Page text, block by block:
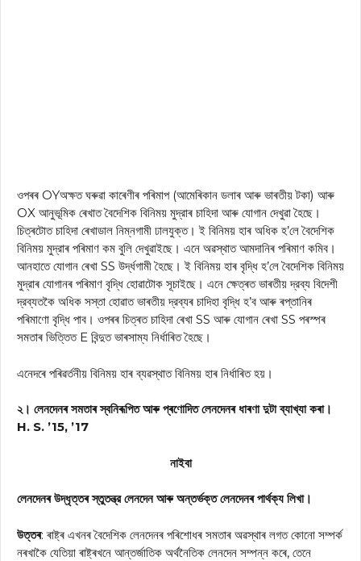
ওপৰৰ OYঅক্ষত ঘৰুৱা কাৰেণীৰ পৰিমাপ (আমেৰিকান ডলাৰ আৰু ভাৰতীয় টকা) আৰু
OX আনুভূমিক ৰেখাত বৈদেশিক বিনিময় মুদ্রাৰ চাহিদা আৰু যোগান দেখুৱা হৈছে।
চিত্ৰটোত চাহিদা ৰেখাডাল নিম্নগামী ঢালযুক্ত। ই বিনিময় হাৰ অধিক হ’লে বৈদেশিক
বিনিময় মুদ্রাৰ পৰিমাণ কম বুলি দেখুৱাইছে। এনে অৱস্থাত আমদানিৰ পৰিমাণ কমিব।
আনহাতে যোগান ৰেখা SS উর্দ্ধগামী হৈছে। ই বিনিময় হাৰ বৃদ্ধি হ’লে বৈদেশিক বিনিময়
মুদ্রাৰ যোগানৰ পৰিমাণ বৃদ্ধি হোৱাটোক সূচাইছে। এনে ক্ষেত্ৰত ভাৰতীয় দ্রব্য বিদেশী
দ্রব্যতকৈ অধিক সস্তা হোৱাত ভাৰতীয় দ্রব্যৰ চাদিহা বৃদ্ধি হ’ব আৰু ৰপ্তানিৰ
পৰিমাণো বৃদ্ধি পাব। ওপৰৰ চিত্ৰত চাহিদা ৰেখা SS আৰু যোগান ৰেখা SS পৰস্পৰ
সমতাৰ ভিত্তিত E বিন্দুত ভাৰসাম্য নির্ধাৰিত হৈছে।
এনেদৰে পৰিৱৰ্তনীয় বিনিময় হাৰ ব্যৱস্থাত বিনিময় হাৰ নিৰ্ধাৰিত হয়।
২। লেনদেনৰ সমতাৰ স্বনিৰূপিত আৰু প্ৰণোদিত লেনদেনৰ ধাৰণা দুটা ব্যাখ্যা কৰা।
H. S. ’15, ’17
নাইবা
লেনদেনৰ উদ্ধৃত্তৰ স্তুতন্ত্র লেনদেন আৰু অন্তর্ভক্ত লেনদেনৰ পাৰ্থক্য লিখা।
উত্তৰ: ৰাষ্ট্ৰ এখনৰ বৈদেশিক লেনদেনৰ পৰিশোধৰ সমতাৰ অৱস্থাৰ লগত কোনো সম্পর্ক
নৰখাকৈ যেতিয়া ৰাষ্ট্ৰখনে আন্তর্জাতিক অর্থনৈতিক লেনদেন সম্পন্ন কৰে, তেনে